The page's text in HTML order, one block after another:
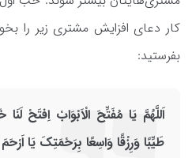
بفرستید:
اَللَّهُمَّ یَا مُفَتِّحَ الْاَبْوَابْ اِفتَحْ لَنَا
طَیِّبًا وَرِزْقًا وَاسِعًا بِرَحْمَتِکَ یَا